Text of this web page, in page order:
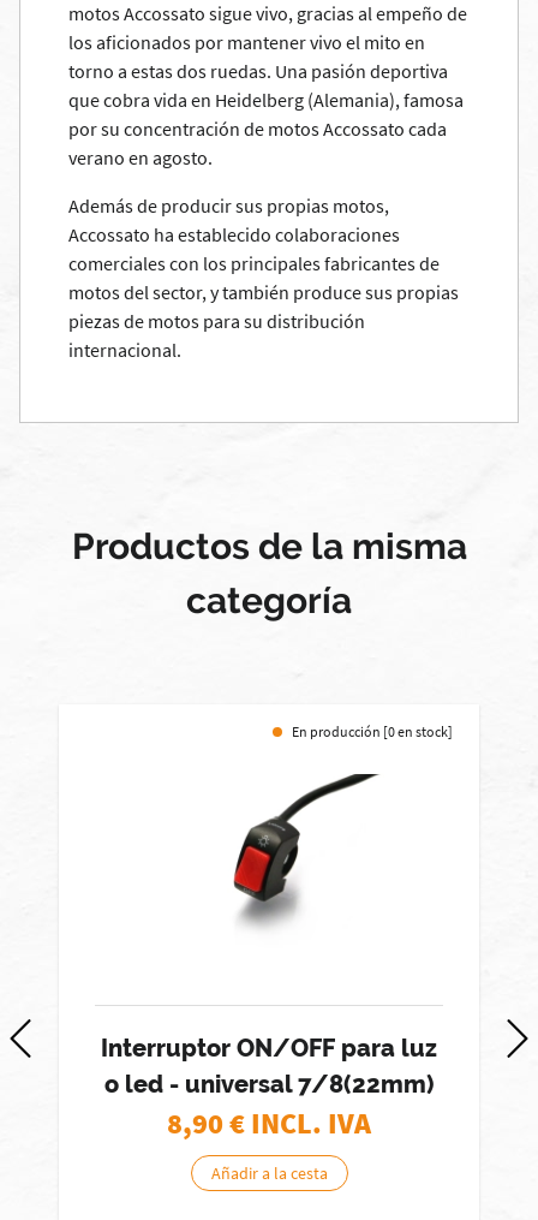
motos Accossato sigue vivo, gracias al empeño de
los aficionados por mantener vivo el mito en
torno a estas dos ruedas. Una pasión deportiva
que cobra vida en Heidelberg (Alemania), famosa
por su concentración de motos Accossato cada
verano en agosto.
Además de producir sus propias motos,
Accossato ha establecido colaboraciones
comerciales con los principales fabricantes de
motos del sector, y también produce sus propias
piezas de motos para su distribución
internacional.
Productos de la misma
categoría
En producción [0 en stock]
Interruptor ON/OFF para luz
o led - universal 7/8(22mm)
8,90€ INCL. IVA
Añadir a la cesta